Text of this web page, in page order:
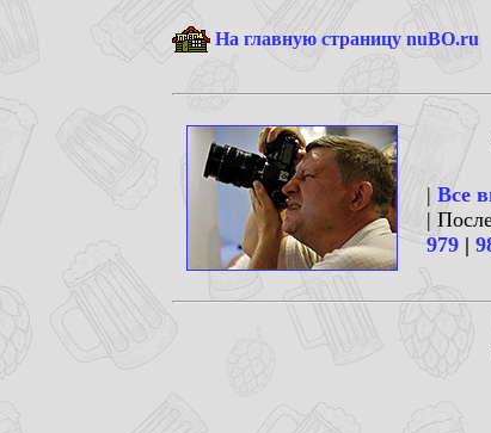
На главную страницу nuBO.ru
| Все
|
979 |